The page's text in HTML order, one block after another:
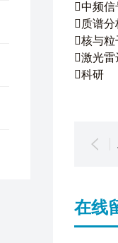
中频信
质谱分
核与
激光
科研
在线